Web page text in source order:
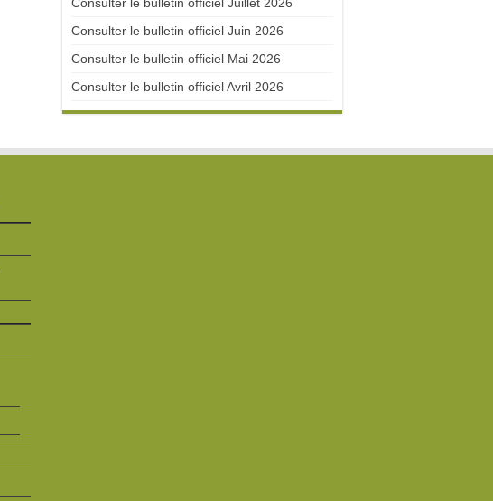
Consulter le bulletin officiel Juin 2026
Consulter le bulletin officiel Mai 2026
Consulter le bulletin officiel Avril 2026